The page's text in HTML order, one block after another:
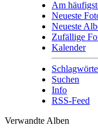
Am
Neueste
Neueste
Zufällige
Kalender
Suchen
Info
RSS-Feed
Verwandte Alben